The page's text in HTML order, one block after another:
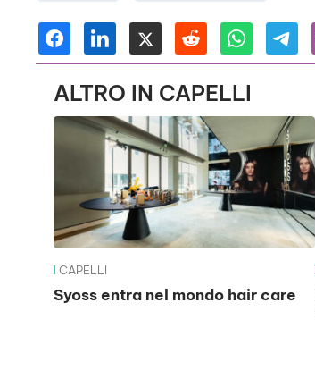
ALTRO IN CAPELLI
CAPELLI
Syoss entra nel mondo hair care